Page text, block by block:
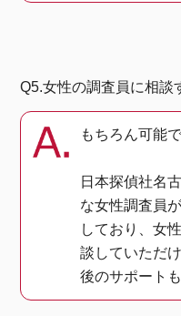
Q5.女性の調査員に相談
もちろん可能で
日本探偵社名
な女性調査員
しており、女
談していただ
後のサポート